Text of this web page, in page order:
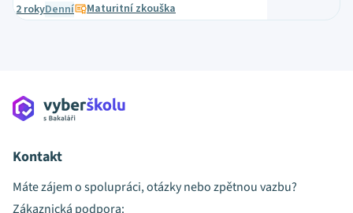
2 rokyDenní Maturitní zkouška
Kontakt
Máte zájem o spolupráci, otázky nebo zpětnou vazbu?
Zákaznická podpora: